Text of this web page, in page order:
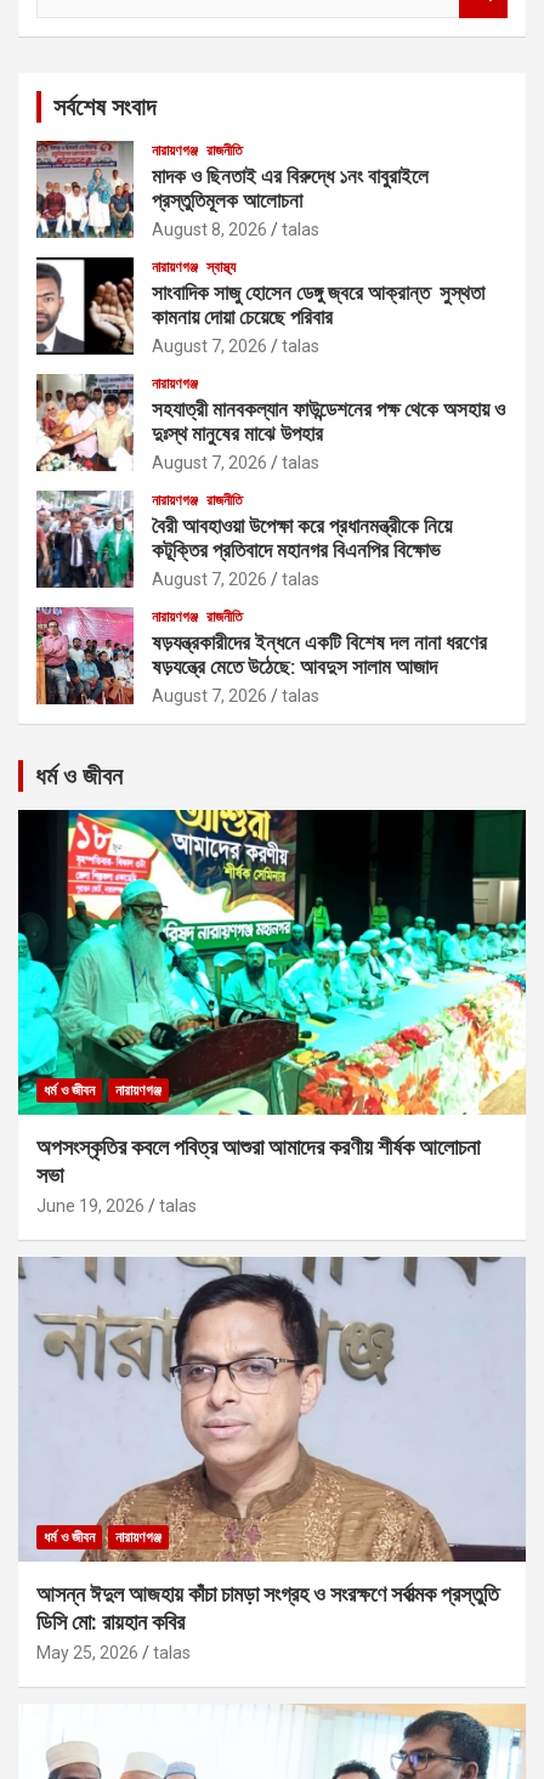
সর্বশেষ সংবাদ
নারায়ণগঞ্জ রাজনীতি
মাদক ও ছিনতাই এর বিরুদ্ধে ১নং বাবুরাইলে
প্রস্তুতিমূলক আলোচনা
August 8, 2026 talas
নারায়ণগঞ্জ স্বাস্থ্য
সাংবাদিক সাজু হোসেন ডেঙ্গু জ্বরে আক্রান্ত সুস্থতা
কামনায় দোয়া চেয়েছে পরিবার
August 7, 2026 talas
নারায়ণগঞ্জ
সহযাত্রী মানবকল্যান ফাউন্ডেশনের পক্ষ থেকে অসহায় ও
দুঃস্থ মানুষের মাঝে উপহার
August 7, 2026 talas
নারায়ণগঞ্জ রাজনীতি
বৈরী আবহাওয়া উপেক্ষা করে প্রধানমন্ত্রীকে নিয়ে
কটূক্তির প্রতিবাদে মহানগর বিএনপির বিক্ষোভ
August 7, 2026 talas
নারায়ণগঞ্জ রাজনীতি
ষড়যন্ত্রকারীদের ইন্ধনে একটি বিশেষ দল নানা ধরণের
ষড়যন্ত্রে মেতে উঠেছে: আবদুস সালাম আজাদ
August 7, 2026 talas
ধর্ম ও জীবন
ধর্ম ও জীবন নারায়ণগঞ্জ
অপসংস্কৃতির কবলে পবিত্র আশুরা আমাদের করণীয় শীর্ষক আলোচনা
সভা
June 19, 2026 talas
ধর্ম ও জীবন নারায়ণগঞ্জ
আসন্ন ঈদুল আজহায় কাঁচা চামড়া সংগ্রহ ও সংরক্ষণে সর্বাত্মক প্রস্তুতি
ডিসি মো: রায়হান কবির
May 25, 2026 talas